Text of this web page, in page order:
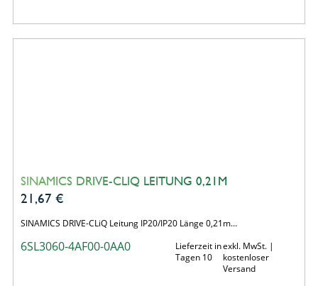
SINAMICS DRIVE-CLIQ LEITUNG 0,21M
21,67 €
SINAMICS DRIVE-CLiQ Leitung IP20/IP20 Länge 0,21m…
6SL3060-4AF00-0AA0
Lieferzeit in
Tagen 10
exkl. MwSt. |
kostenloser
Versand